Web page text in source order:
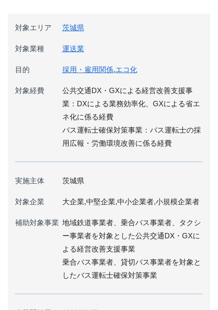
対象エリア 茨城県
対象業種 運送業
目的 採用・雇用関係,エコ化
対象経費
公共交通DX・GXによる経営改善支援事
業：DXによる業務効率化、GXによる省エ
ネ化に係る経費
バス運転士確保対策事業：バス運転士の採
用広報・労働環境改善に係る経費
実施主体 茨城県
対象企業 大企業,中堅企業,中小企業者,小規模企業者
補助対象事業 地域鉄道事業者、乗合バス事業者、タクシ
ー事業者を対象とした公共交通DX・GXに
よる経営改善支援事業
乗合バス事業者、貸切バス事業者を対象と
したバス運転士確保対策事業